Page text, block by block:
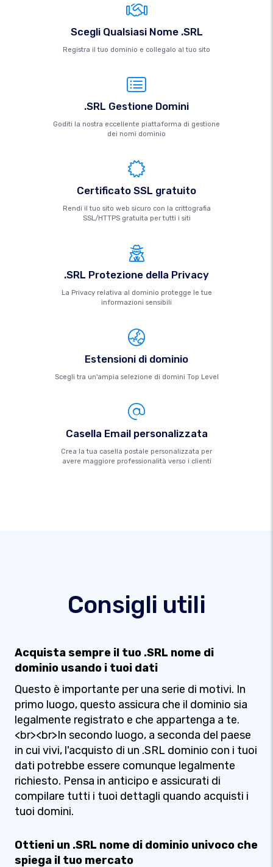
Scegli Qualsiasi Nome .SRL
Registra il tuo dominio e collegalo al tuo sito
.SRL Gestione Domini
Goditi la nostra eccellente piattaforma di gestione
dei nomi dominio
Certificato SSL gratuito
Rendi il tuo sito web sicuro con la crittografia
SSL/HTTPS gratuita per tutti i siti
.SRL Protezione della Privacy
La Privacy relativa al dominio protegge le tue
informazioni sensibili
Estensioni di dominio
Scegli tra un'ampia selezione di domini Top Level
Casella Email personalizzata
Crea la tua casella postale personalizzata per
avere maggiore professionalità verso i clienti
Consigli utili
Acquista sempre il tuo .SRL nome di
dominio usando i tuoi dati
Questo è importante per una serie di motivi. In
primo luogo, questo assicura che il dominio sia
legalmente registrato e che appartenga a te.
<br><br>In secondo luogo, a seconda del paese
in cui vivi, l'acquisto di un .SRL dominio con i tuoi
dati potrebbe essere comunque legalmente
richiesto. Pensa in anticipo e assicurati di
compilare tutti i tuoi dettagli quando acquisti i
tuoi domini.
Ottieni un .SRL nome di dominio univoco che
spiega il tuo mercato